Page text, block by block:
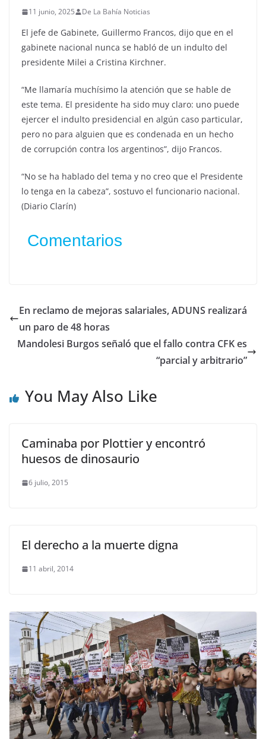
11 junio, 2025 De La Bahía Noticias
El jefe de Gabinete, Guillermo Francos, dijo que en el
gabinete nacional nunca se habló de un indulto del
presidente Milei a Cristina Kirchner.
“Me llamaría muchísimo la atención que se hable de
este tema. El presidente ha sido muy claro: uno puede
ejercer el indulto presidencial en algún caso particular,
pero no para alguien que es condenada en un hecho
de corrupción contra los argentinos”, dijo Francos.
“No se ha hablado del tema y no creo que el Presidente
lo tenga en la cabeza”, sostuvo el funcionario nacional.
(Diario Clarín)
Comentarios
En reclamo de mejoras salariales, ADUNS realizará
un paro de 48 horas
Mandolesi Burgos señaló que el fallo contra CFK es
“parcial y arbitrario”
You May Also Like
Caminaba por Plottier y encontró
huesos de dinosaurio
6 julio, 2015
El derecho a la muerte digna
11 abril, 2014